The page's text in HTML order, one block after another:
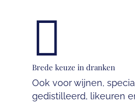

Brede keuze in dranken
Ook voor wijnen,
gedistilleerd, likeuren